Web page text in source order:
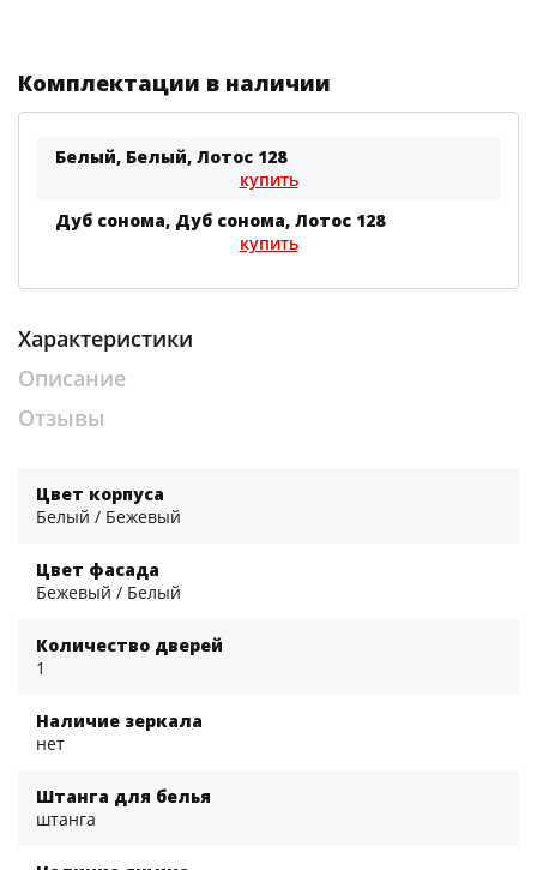
Комплектации в наличии
Белый, Белый, Лотос 128
купить
Дуб сонома, Дуб сонома, Лотос 128
купить
Характеристики
Описание
Отзывы
Цвет корпуса
Белый / Бежевый
Цвет фасада
Бежевый / Белый
Количество дверей
1
Наличие зеркала
нет
Штанга для белья
штанга